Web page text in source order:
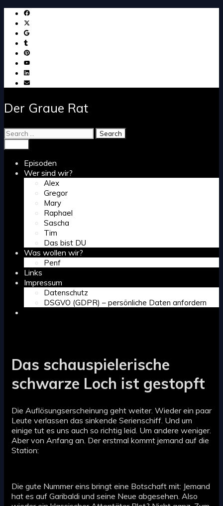
Skip
content
Der Graue Rat
Search
for:
Episoden
Wer sind wir?
Alex
Gregor
Mary
Raphael
Sascha
Tim
Das bist DU
Was wollen wir?
Penf
Links
Impressum
Datenschutz
DSGVO (GDPR) – persönliche Daten anfordern
Das schauspielerische
schwarze Loch ist gestopft
Die Auflösungserscheinung geht weiter. Wieder ein paar
Leute verlassen das sinkende Serienschiff. Und um
einige tut es uns auch so richtig leid. Um andere weniger.
Aber von Anfang an. Der erstmal kommt jemand auf die
Station:
Die gute Nummer eins bringt eine Botschaft mit: Jemand
hat es auf Garibaldi und seine Neue abgesehen. Also